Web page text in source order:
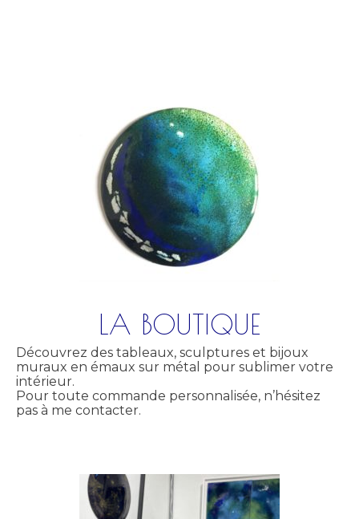
LA BOUTIQUE
Découvrez des tableaux, sculptures et bijoux
muraux en émaux sur métal pour sublimer votre
intérieur.
Pour toute commande personnalisée, n’hésitez
pas à me contacter.